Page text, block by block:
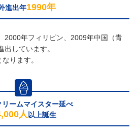
進出年1990年
2000年フィリピン、2009年中国（青
しています。
ります。
リームマイスター延べ
人 以上誕生